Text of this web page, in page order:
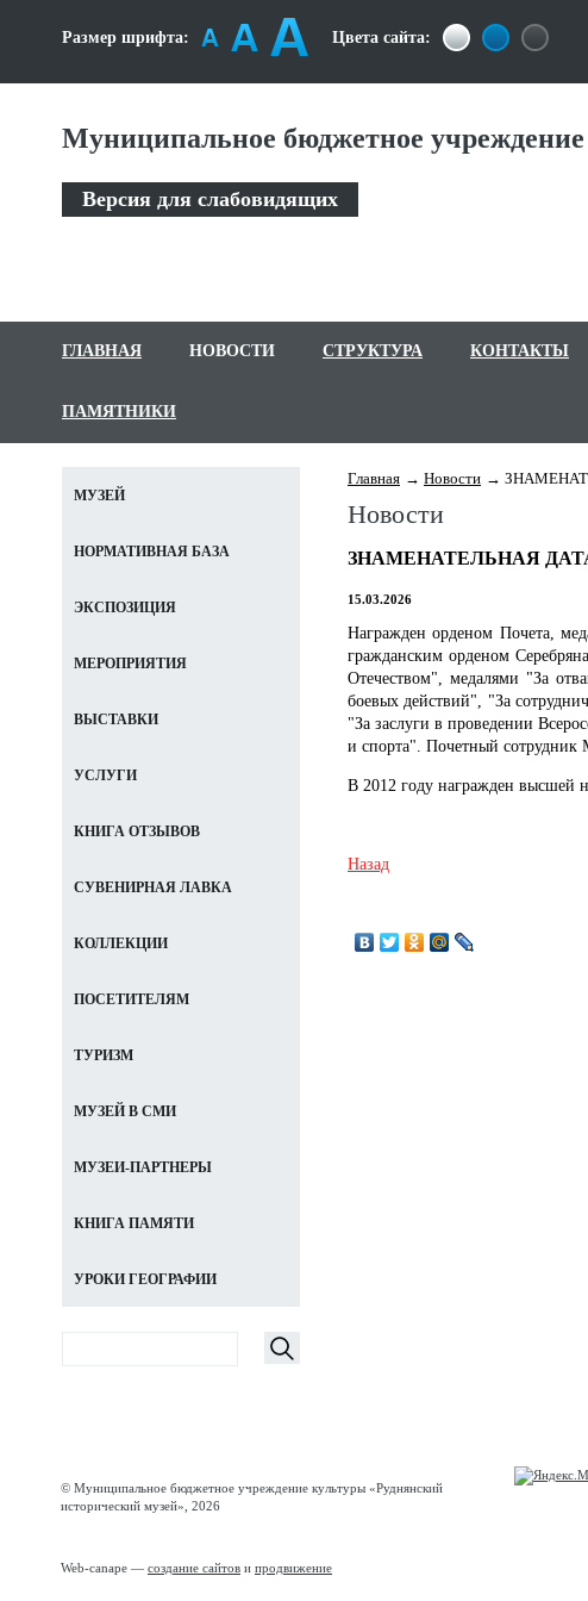
Размер шрифта: Цвета сайта:
Муниципальное бюджетное
Версия для слабовидящих
ГЛАВНАЯ НОВОСТИ СТРУКТУРА КОНТАКТЫ
ПАМЯТНИКИ
Главная Новости
Новости
ЗНАМЕНАТЕЛЬНАЯ ДАТА.
15.03.2026
Награжден орденом Почета,
гражданским орденом
Отечеством", медалями "За
боевых действий", "За
"За заслуги в проведении
и спорта". Почетный
В 2012 году награжден высшей
Назад
МУЗЕЙ
НОРМАТИВНАЯ БАЗА
ЭКСПОЗИЦИЯ
МЕРОПРИЯТИЯ
ВЫСТАВКИ
УСЛУГИ
КНИГА ОТЗЫВОВ
СУВЕНИРНАЯ ЛАВКА
КОЛЛЕКЦИИ
ПОСЕТИТЕЛЯМ
ТУРИЗМ
МУЗЕЙ В СМИ
МУЗЕИ-ПАРТНЕРЫ
КНИГА ПАМЯТИ
УРОКИ ГЕОГРАФИИ
© Муниципальное бюджетное учреждение культуры «Руднянский
исторический музей», 2026
Web-canape — создание сайтов и продвижение